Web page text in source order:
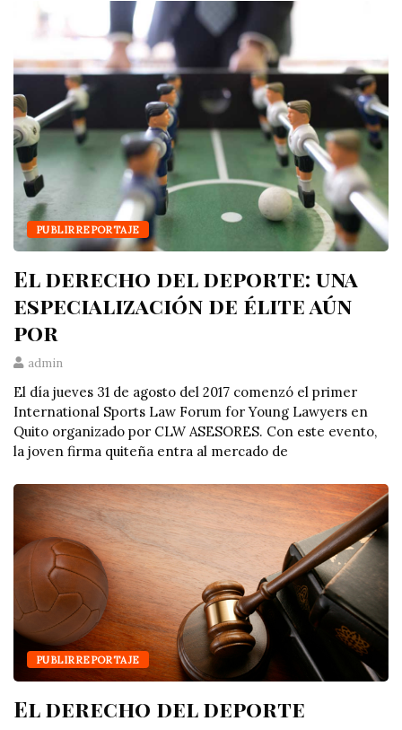
PUBLIRREPORTAJE
El derecho del deporte: una
especialización de élite aún
por
admin
El día jueves 31 de agosto del 2017 comenzó el primer
International Sports Law Forum for Young Lawyers en
Quito organizado por CLW ASESORES. Con este evento,
la joven firma quiteña entra al mercado de
PUBLIRREPORTAJE
El derecho del deporte